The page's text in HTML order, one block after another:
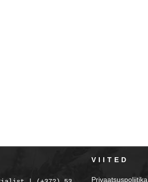
VIITED
Privaatsuspoliitika